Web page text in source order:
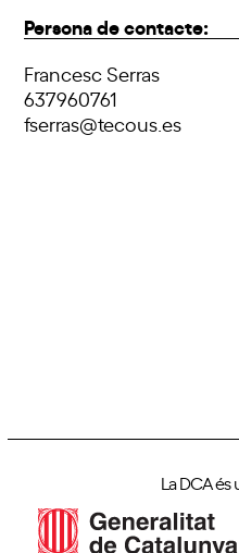
Persona de contacte:
Francesc Serras
637960761
fserras@tecous.es
La DCA és